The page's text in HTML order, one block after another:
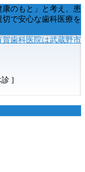
のもと」と考え、患
で安心な歯科医療を
診 ]